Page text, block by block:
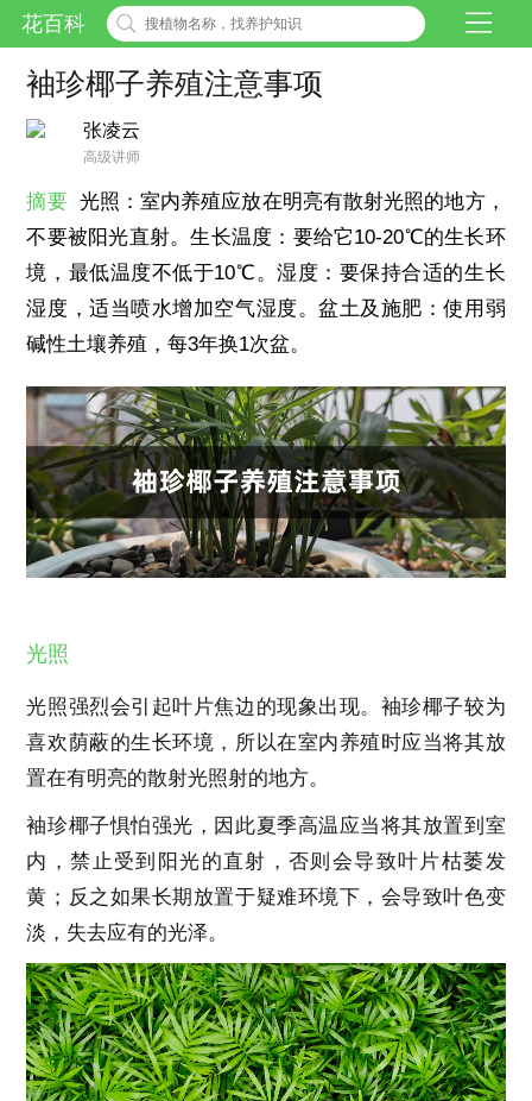
花百科
袖珍椰子养殖注意事项
张凌云
高级讲师
摘要 光照：室内养殖应放在明亮有散射光照的地方，
不要被阳光直射。生长温度：要给它10-20℃的生长环
境，最低温度不低于10℃。湿度：要保持合适的生长
湿度，适当喷水增加空气湿度。盆土及施肥：使用弱
碱性土壤养殖，每3年换1次盆。
光照
光照强烈会引起叶片焦边的现象出现。袖珍椰子较为
喜欢荫蔽的生长环境，所以在室内养殖时应当将其放
置在有明亮的散射光照射的地方。
袖珍椰子惧怕强光，因此夏季高温应当将其放置到室
内，禁止受到阳光的直射，否则会导致叶片枯萎发
黄；反之如果长期放置于疑难环境下，会导致叶色变
淡，失去应有的光泽。